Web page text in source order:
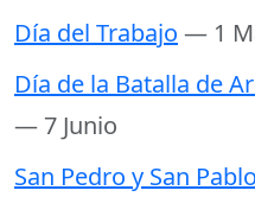
Día del Trabajo — 1
Día de la Batalla de
— 7 Junio
San Pedro y San Pablo